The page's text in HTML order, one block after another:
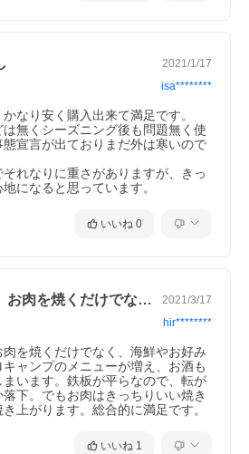
2021/1/17
isa********
なり安く購入出来て満足です。
無くシーズニング後も問題無く使
宣言が出ておりまだ外は寒いので
れなりに重さがありますが、きっ
になると思っています。
いいね 0
安価で耐久性抜群。お肉を焼くだけでなく… 2021/3/17
hir********
を焼くだけでなく、海鮮やお好み
ャンプのメニューが増え、お酒も
います。鉄板が平らなので、転が
下。でもお肉はきっちりいい焼き
上がります。総合的に満足です。
いいね 1